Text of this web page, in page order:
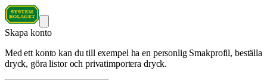
Skapa konto
Med ett konto kan du till exempel ha en personlig Smakprofil, beställa
dryck, göra listor och privatimportera dryck.